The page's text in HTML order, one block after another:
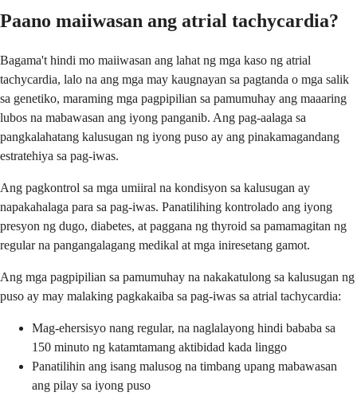
Paano maiiwasan ang atrial tachycardia?
Bagama't hindi mo maiiwasan ang lahat ng mga kaso ng atrial
tachycardia, lalo na ang mga may kaugnayan sa pagtanda o mga salik
sa genetiko, maraming mga pagpipilian sa pamumuhay ang maaaring
lubos na mabawasan ang iyong panganib. Ang pag-aalaga sa
pangkalahatang kalusugan ng iyong puso ay ang pinakamagandang
estratehiya sa pag-iwas.
Ang pagkontrol sa mga umiiral na kondisyon sa kalusugan ay
napakahalaga para sa pag-iwas. Panatilihing kontrolado ang iyong
presyon ng dugo, diabetes, at paggana ng thyroid sa pamamagitan ng
regular na pangangalagang medikal at mga iniresetang gamot.
Ang mga pagpipilian sa pamumuhay na nakakatulong sa kalusugan ng
puso ay may malaking pagkakaiba sa pag-iwas sa atrial tachycardia:
Mag-ehersisyo nang regular, na naglalayong hindi bababa sa
150 minuto ng katamtamang aktibidad kada linggo
Panatilihin ang isang malusog na timbang upang mabawasan
ang pilay sa iyong puso